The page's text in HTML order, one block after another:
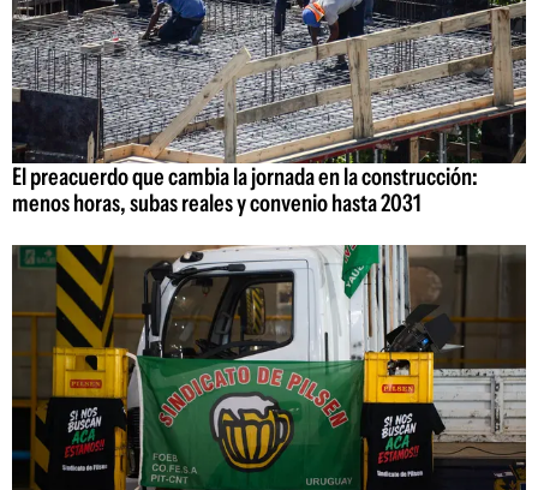
El preacuerdo que cambia la jornada en la construcción:
menos horas, subas reales y convenio hasta 2031